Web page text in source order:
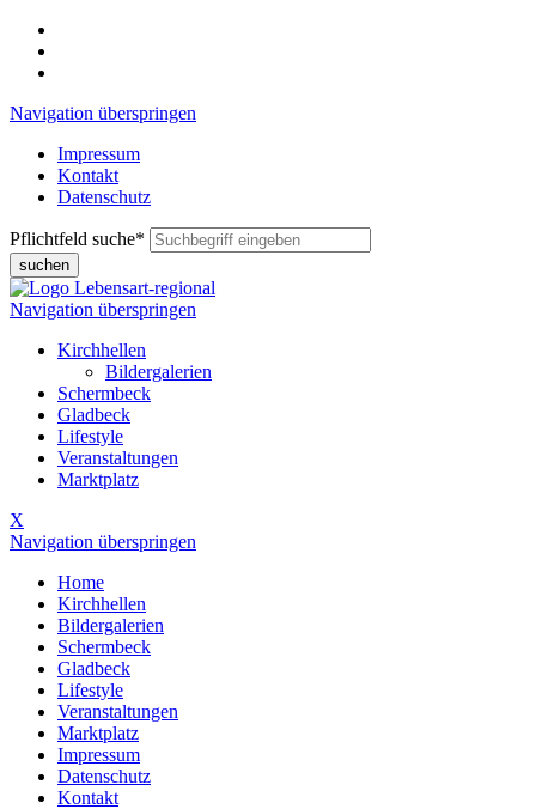
Navigation überspringen
Impressum
Kontakt
Datenschutz
Pflichtfeld suche*
suchen
Navigation überspringen
Kirchhellen
Bildergalerien
Schermbeck
Gladbeck
Lifestyle
Veranstaltungen
Marktplatz
X
Navigation überspringen
Home
Kirchhellen
Bildergalerien
Schermbeck
Gladbeck
Lifestyle
Veranstaltungen
Marktplatz
Impressum
Datenschutz
Kontakt